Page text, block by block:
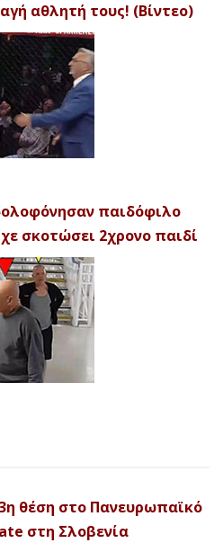
αθλητή τους! (Βίντεο)
παιδόφιλο
σκοτώσει 2χρονο παιδί
θέση στο Πανευρωπαϊκό
στη Σλοβενία